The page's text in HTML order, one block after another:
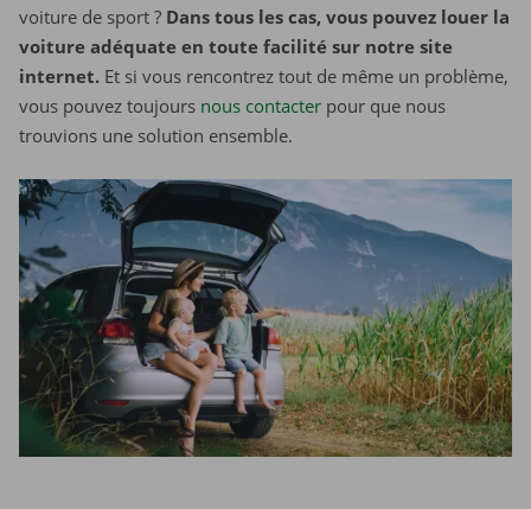
voiture de sport ? Dans tous les cas, vous pouvez louer la
voiture adéquate en toute facilité sur notre site
internet. Et si vous rencontrez tout de même un problème,
vous pouvez toujours nous contacter pour que nous
trouvions une solution ensemble.